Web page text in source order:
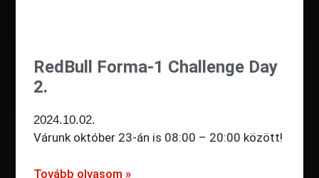
RedBull Forma-1 Challenge Day
2.
2024.10.02.
Várunk október 23-án is 08:00 – 20:00 között!
Tovább olvasom »